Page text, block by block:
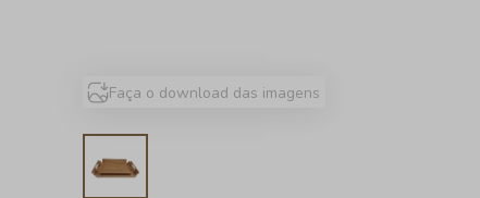
Faça o download das imagens